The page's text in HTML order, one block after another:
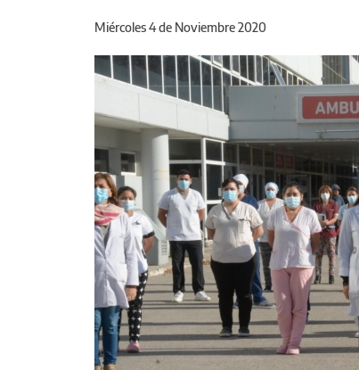
Miércoles 4 de Noviembre 2020